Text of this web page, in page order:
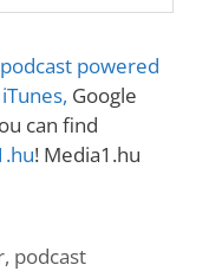
powered
iTunes, Google
can find
! Media1.hu
, podcast